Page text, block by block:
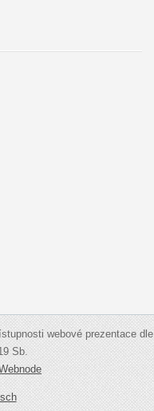
webové prezentace dle
Sb.